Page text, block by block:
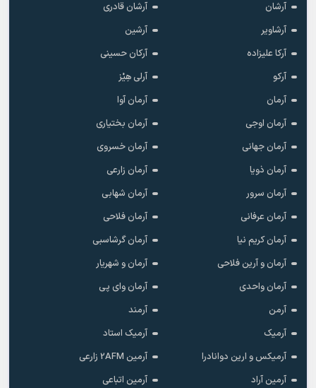
آرشان
آرشان قادری
آرشاویر
آرشین
آرکا علیزاده
آرکان حسینی
آرکو
آرلی هِیْز
آرمان
آرمان آوا
آرمان اوجی
آرمان بختیاری
آرمان جهانی
آرمان خسروی
آرمان ذویا
آرمان زارعی
آرمان سرور
آرمان شهابی
آرمان عرفانی
آرمان فلاحی
آرمان کریم نیا
آرمان گرشاسبی
آرمان و آرین فلاحی
آرمان و شهریار
آرمان واحدی
آرمان وای پی
آرمن
آرمند
آرمیک
آرمیک استاد
آرمیکس و ارین دوانادرا
آرمین 2AFM زارعی
آرمین آراد
آرمین اتباعی